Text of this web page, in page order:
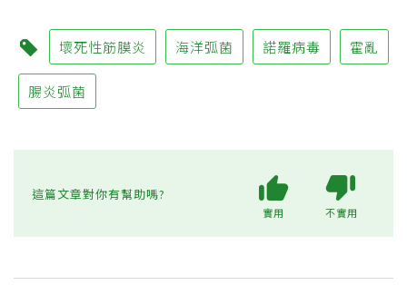
壞死性筋膜炎 海洋弧菌 諾羅病毒 霍亂
腸炎弧菌
這篇文章對你有幫助嗎?
實用 不實用